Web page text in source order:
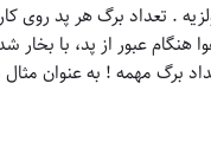
. تعداد برگ هر پد روی
عبور از پد، با